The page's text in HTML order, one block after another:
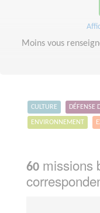
Moins vous
CULTURE DÉFENSE
ENVIRONNEMENT
60 missions